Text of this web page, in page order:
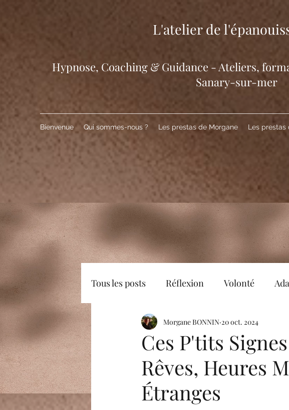
L'atelier de
​Hypnose, Coaching & Guidance - Ateliers,
Sanary-sur-mer
Bienvenue Qui sommes-nous ? Les prestas de Morgane Les prestas
Tous les posts Réflexion Volonté
Positif bons moments
Rayonner Image de soi Réalité
Imagination Emotions
Ces P'tits
Rêves, Heures
Étranges
Morgane BONNIN 20 oct. 2024